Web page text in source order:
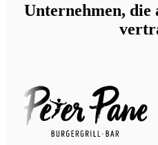
Unternehmen, die